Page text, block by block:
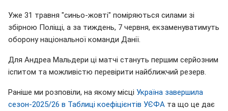
Уже 31 травня "синьо-жовті" поміряються силами зі
збірною Поліщі, а за тиждень, 7 червня, екзаменуватимуть
оборону національної команди Данії.
Для Андреа Мальдери ці матчі стануть першим серйозним
іспитом та можливістю перевірити найближчий резерв.
Раніше ми розповіли, на якому місці Україна завершила
сезон-2025/26 в Таблиці коефіцієнтів УЄФА та що це дає